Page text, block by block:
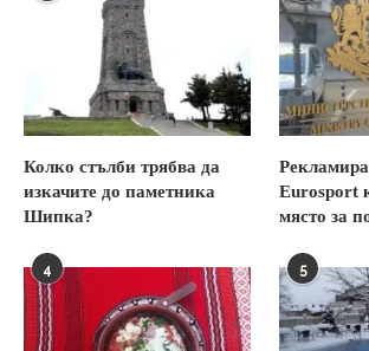
Колко стълби трябва да
изкачите до паметника
Шипка?
Eurosport
място за
4 5